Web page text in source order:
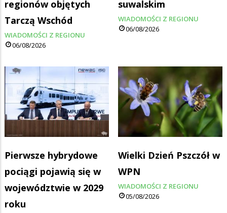
regionów objętych
Tarczą Wschód
WIADOMOŚCI Z REGIONU
06/08/2026
suwalskim
WIADOMOŚCI Z REGIONU
06/08/2026
Pierwsze hybrydowe
pociągi pojawią się w
województwie w 2029
roku
Wielki Dzień Pszczół w
WPN
WIADOMOŚCI Z REGIONU
05/08/2026